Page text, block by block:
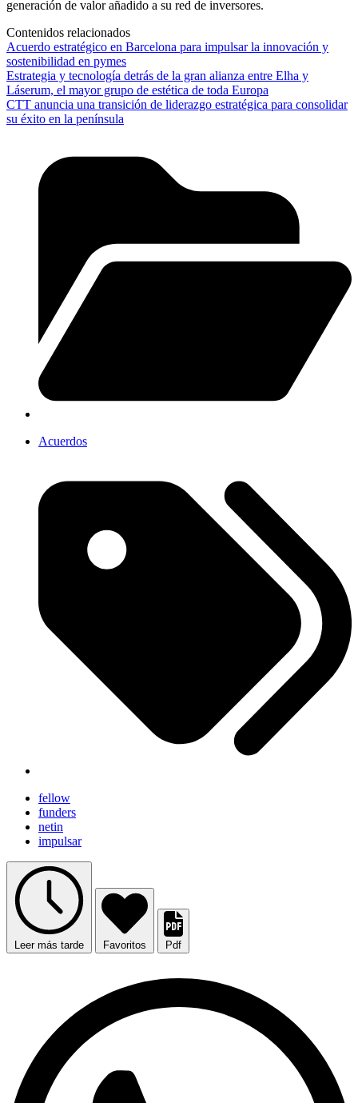
generación de valor añadido a su red de inversores.
Contenidos relacionados
Acuerdo estratégico en Barcelona para impulsar la innovación y
sostenibilidad en pymes
Estrategia y tecnología detrás de la gran alianza entre Elha y
Láserum, el mayor grupo de estética de toda Europa
CTT anuncia una transición de liderazgo estratégica para consolidar
su éxito en la península
Acuerdos
fellow
funders
netin
impulsar
Leer más tarde Favoritos Pdf